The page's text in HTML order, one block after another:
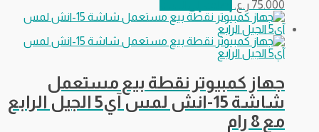
75.000 ر.ع.
جهاز كمبيوتر نقطة بيع مستعمل
شاشة 15-انش لمس آي5 الجيل الرابع
مع 8 رام